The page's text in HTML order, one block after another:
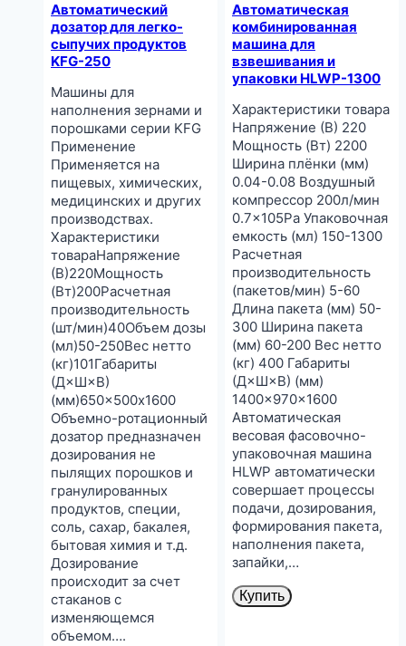
Автоматический
дозатор для легко-
сыпучих продуктов
KFG-250
Машины для
наполнения зернами и
порошками серии KFG
Применение
Применяется на
пищевых, химических,
медицинских и других
производствах.
Характеристики
товараНапряжение
(В)220Мощность
(Вт)200Расчетная
производительность
(шт/мин)40Объем дозы
(мл)50-250Вес нетто
(кг)101Габариты
(Д×Ш×В)
(мм)650×500х1600
Объемно-ротационный
дозатор предназначен
дозирования не
пылящих порошков и
гранулированных
продуктов, специи,
соль, сахар, бакалея,
бытовая химия и т.д.
Дозирование
происходит за счет
стаканов с
изменяющемся
объемом….
Автоматическая
комбинированная
машина для
взвешивания и
упаковки HLWP-1300
Характеристики товара
Напряжение (В) 220
Мощность (Вт) 2200
Ширина плёнки (мм)
0.04-0.08 Воздушный
компрессор 200л/мин
0.7×105Pa Упаковочная
емкость (мл) 150-1300
Расчетная
производительность
(пакетов/мин) 5-60
Длина пакета (мм) 50-
300 Ширина пакета
(мм) 60-200 Вес нетто
(кг) 400 Габариты
(Д×Ш×В) (мм)
1400×970×1600
Автоматическая
весовая фасовочно-
упаковочная машина
HLWP автоматически
совершает процессы
подачи, дозирования,
формирования пакета,
наполнения пакета,
запайки,…
Купить